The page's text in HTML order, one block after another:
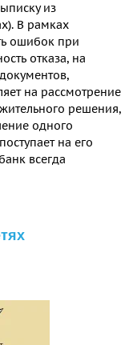
из
В рамках
ошибок при
отказа, на
на рассмотрение
решения,
одного
на его
всегда